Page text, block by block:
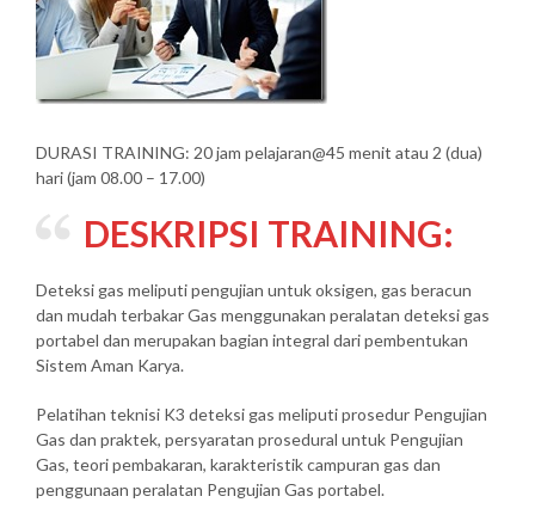
DURASI TRAINING: 20 jam pelajaran@45 menit atau 2 (dua)
hari (jam 08.00 – 17.00)
DESKRIPSI TRAINING:
Deteksi gas meliputi pengujian untuk oksigen, gas beracun
dan mudah terbakar Gas menggunakan peralatan deteksi gas
portabel dan merupakan bagian integral dari pembentukan
Sistem Aman Karya.
Pelatihan teknisi K3 deteksi gas meliputi prosedur Pengujian
Gas dan praktek, persyaratan prosedural untuk Pengujian
Gas, teori pembakaran, karakteristik campuran gas dan
penggunaan peralatan Pengujian Gas portabel.